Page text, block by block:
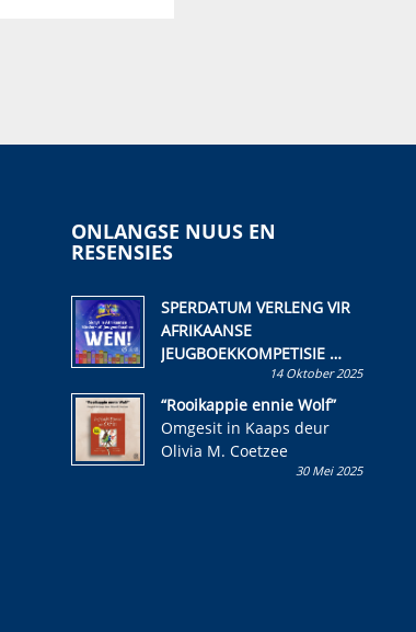
ONLANGSE NUUS EN
RESENSIES
SPERDATUM VERLENG VIR
AFRIKAANSE
JEUGBOEKKOMPETISIE
Skryf ’n jeugboek of
kinderboek en staan ’n
kans om R50 000 te wen!
14 Oktober 2025
“Rooikappie ennie Wolf”
Omgesit in Kaaps deur
Olivia M. Coetzee
30 Mei 2025